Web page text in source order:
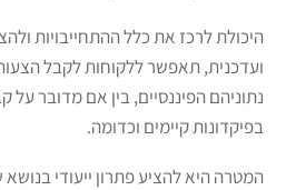
היכולת לרכז את כלל ההתחייבויות
ועדכנית, תאפשר ללקוחות לקבל
נתוניהם הפיננסיים, בין אם מדובר
בפיקדונות קיימים וכדומה.
המטרה היא להציע פתרון ייעודי